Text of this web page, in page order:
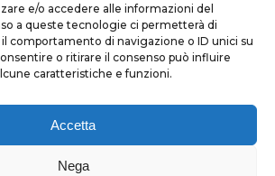
e/o accedere alle informazioni del
a queste tecnologie ci permetterà di
comportamento di navigazione o ID unici su
o ritirare il consenso può influire
caratteristiche e funzioni.
Accetta
Nega